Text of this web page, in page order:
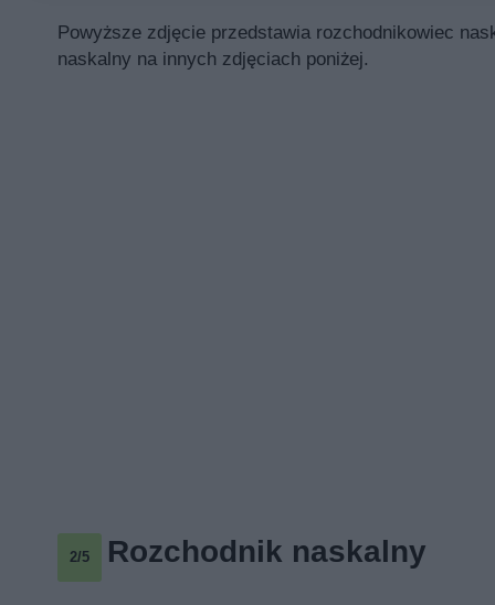
Powyższe zdjęcie przedstawia rozchodnikowiec
naskalny na innych zdjęciach poniżej.
2/5 Rozchodnik naskalny